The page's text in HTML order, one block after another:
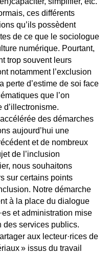
ces différents
qu’ils possèdent
de ce que le sociologue
numérique. Pourtant,
trop souvent leurs
notamment l’exclusion
perte d’estime de soi face
que l’on
d’illectronisme.
des démarches
aujourd’hui une
et de nombreux
de l’inclusion
nous souhaitons
sur certains points
Notre démarche
à la place du dialogue
et administration mise
des services publics.
aux lecteur·rices de
» issus du travail